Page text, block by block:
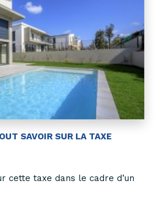
SAVOIR SUR LA TAXE
cette taxe dans le cadre d’un